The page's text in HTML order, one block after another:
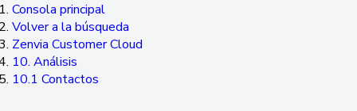
Consola principal
Volver a la búsqueda
Zenvia Customer Cloud
10. Análisis
10.1 Contactos